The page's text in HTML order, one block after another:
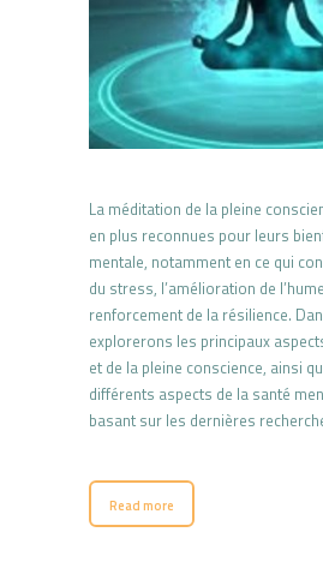
La méditation de la pleine
en plus reconnues pour leurs
mentale, notamment en ce qui
du stress, l’amélioration de
renforcement de la résilience.
explorerons les principaux
et de la pleine conscience, ainsi
différents aspects de la santé
basant sur les dernières
Read more